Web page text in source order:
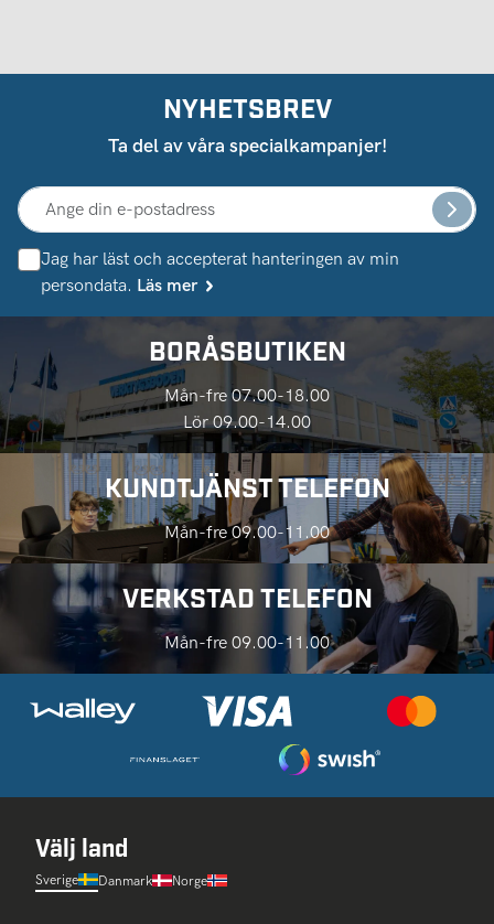
NYHETSBREV
Ta del av våra specialkampanjer!
Jag har läst och accepterat hanteringen av min
persondata. Läs mer
BORÅSBUTIKEN
Mån-fre 07.00-18.00
Lör 09.00-14.00
KUNDTJÄNST TELEFON
Mån-fre 09.00-11.00
VERKSTAD TELEFON
Mån-fre 09.00-11.00
Välj land
Sverige Danmark Norge